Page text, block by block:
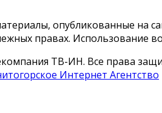
опубликованные на
правах. Использование
ТВ-ИН. Все права
Интернет Агентство